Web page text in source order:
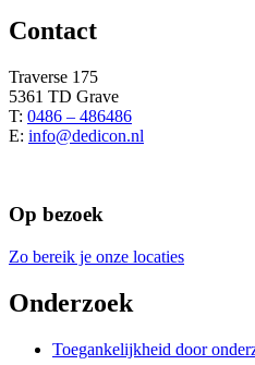
Contact
Traverse 175
5361 TD Grave
T: 0486 – 486486
E: info@dedicon.nl
Op bezoek
Zo bereik je onze locaties
Onderzoek
Toegankelijkheid door